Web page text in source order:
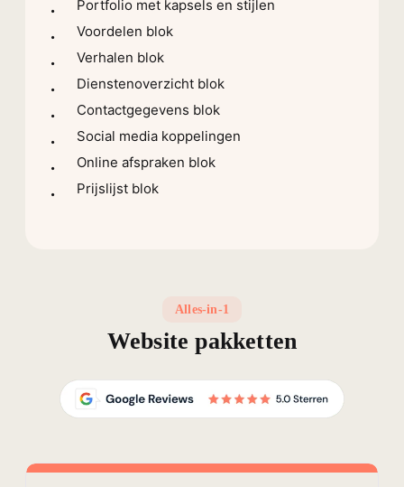
Portfolio met kapsels en stijlen
Voordelen blok
Verhalen blok
Dienstenoverzicht blok
Contactgegevens blok
Social media koppelingen
Online afspraken blok
Prijslijst blok
Alles-in-1
Website pakketten